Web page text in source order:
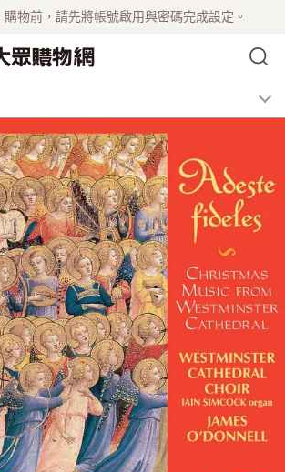
購物前，請先將帳號啟用與密碼完成設定。